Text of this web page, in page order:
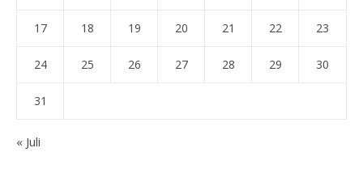
17 18 19 20 21 22 23
24 25 26 27 28 29 30
31
« Juli